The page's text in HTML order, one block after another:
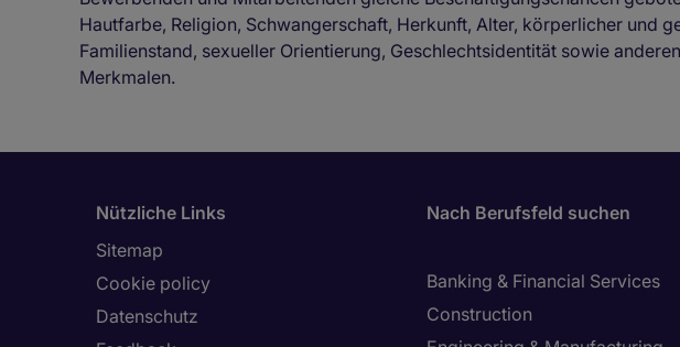
Hautfarbe, Religion, Schwangerschaft, Herkunft, Alter, körperlicher und
Familienstand, sexueller Orientierung, Geschlechtsidentität sowie
Merkmalen.
Nützliche Links
Sitemap
Cookie policy
Datenschutz
Nach Berufsfeld suchen
Banking & Financial Services
Construction